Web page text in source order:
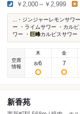
￥2,000～￥2,999
...・ジンジャーレモンサ
ー ・ライムサワー ・カルピ
ワー ・ 巨峰カルピスサワー
空席
情報
木
8/6
金
7
新香苑